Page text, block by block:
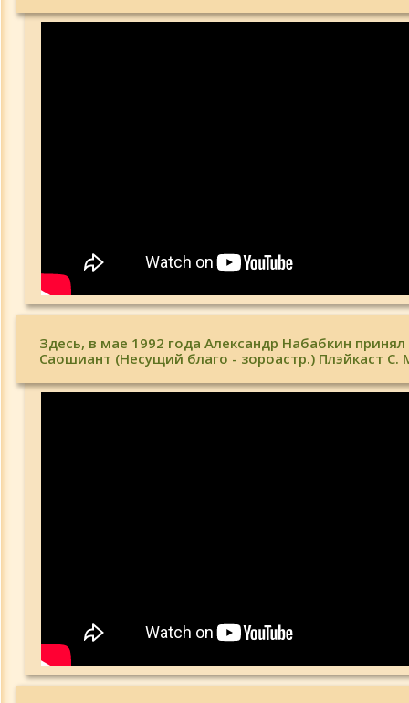
Здесь, в мае 1992 года Александр Набабкин
Саошиант (Несущий благо - зороастр.) Плэйкаст С.